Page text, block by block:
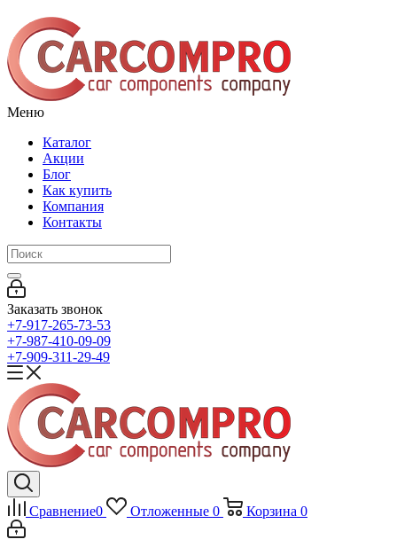
Меню
Каталог
Акции
Блог
Как купить
Компания
Контакты
Заказать звонок
+7-917-265-73-53
+7-987-410-09-09
+7-909-311-29-49
Сравнение0 Отложенные 0 Корзина 0